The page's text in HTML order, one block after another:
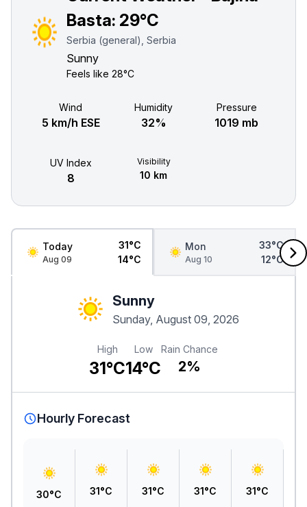
Basta: 29°C
Serbia (general), Serbia
Sunny
Feels like 28°C
Wind
5 km/h ESE
Humidity
32%
Pressure
1019 mb
UV Index
8
Visibility
10 km
Today
Aug 09
31°C
14°C
Mon
Aug 10
33°C
12°C
Sunny
Sunday, August 09, 2026
High
31°C
Low
14°C
Rain Chance
2%
Hourly Forecast
30°C 31°C 31°C 31°C 31°C